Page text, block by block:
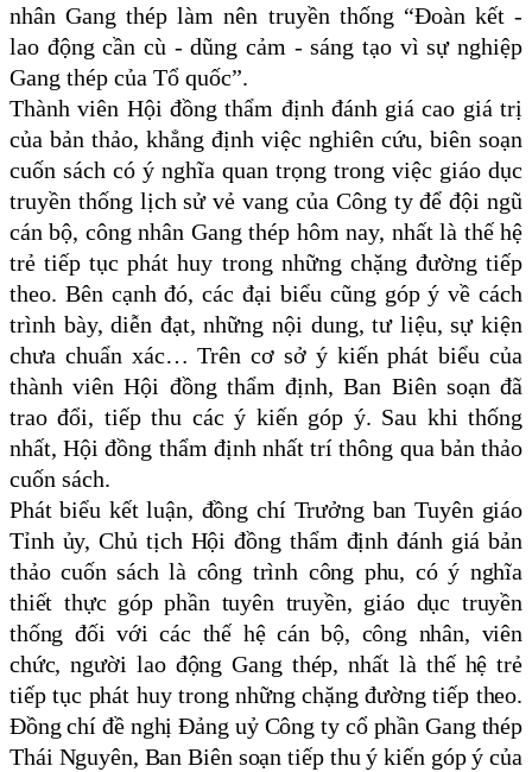
nhân Gang thép làm nên truyền thống “Đoàn kết -
lao động cần cù - dũng cảm - sáng tạo vì sự nghiệp
Gang thép của Tổ quốc”.
Thành viên Hội đồng thẩm định đánh giá cao giá trị
của bản thảo, khẳng định việc nghiên cứu, biên soạn
cuốn sách có ý nghĩa quan trọng trong việc giáo dục
truyền thống lịch sử vẻ vang của Công ty để đội ngũ
cán bộ, công nhân Gang thép hôm nay, nhất là thế hệ
trẻ tiếp tục phát huy trong những chặng đường tiếp
theo. Bên cạnh đó, các đại biểu cũng góp ý về cách
trình bày, diễn đạt, những nội dung, tư liệu, sự kiện
chưa chuẩn xác… Trên cơ sở ý kiến phát biểu của
thành viên Hội đồng thẩm định, Ban Biên soạn đã
trao đổi, tiếp thu các ý kiến góp ý. Sau khi thống
nhất, Hội đồng thẩm định nhất trí thông qua bản thảo
cuốn sách.
Phát biểu kết luận, đồng chí Trưởng ban Tuyên giáo
Tỉnh ủy, Chủ tịch Hội đồng thẩm định đánh giá bản
thảo cuốn sách là công trình công phu, có ý nghĩa
thiết thực góp phần tuyên truyền, giáo dục truyền
thống đối với các thế hệ cán bộ, công nhân, viên
chức, người lao động Gang thép, nhất là thế hệ trẻ
tiếp tục phát huy trong những chặng đường tiếp theo.
Đồng chí đề nghị Đảng uỷ Công ty cổ phần Gang thép
Thái Nguyên, Ban Biên soạn tiếp thu ý kiến góp ý của